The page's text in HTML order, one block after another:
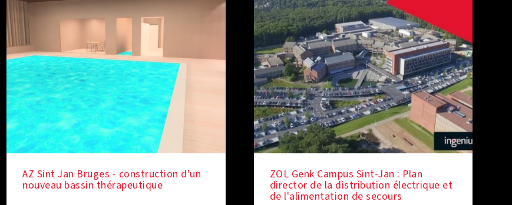
AZ Sint Jan Bruges - construction d'un
nouveau bassin thérapeutique
ZOL Genk Campus Sint-Jan : Plan
director de la distribution électrique et
de l'alimentation de secours